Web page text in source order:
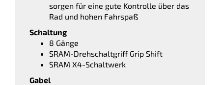
sorgen für eine gute Kontrolle über das
Rad und hohen Fahrspaß
Schaltung
8 Gänge
SRAM-Drehschaltgriff Grip Shift
SRAM X4-Schaltwerk
Gabel